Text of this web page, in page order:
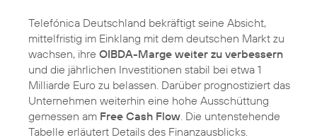
Telefónica Deutschland bekräftigt seine Absicht,
mittelfristig im Einklang mit dem deutschen Markt zu
wachsen, ihre OIBDA-Marge weiter zu verbessern
und die jährlichen Investitionen stabil bei etwa 1
Milliarde Euro zu belassen. Darüber prognostiziert das
Unternehmen weiterhin eine hohe Ausschüttung
gemessen am Free Cash Flow. Die untenstehende
Tabelle erläutert Details des Finanzausblicks.